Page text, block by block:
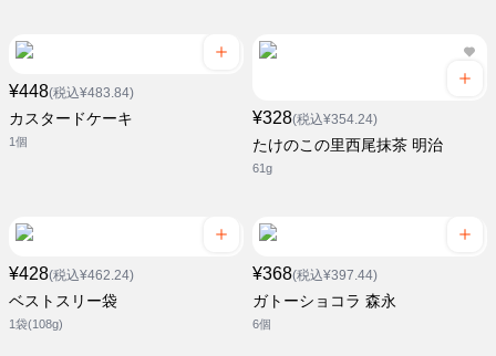
¥448(税込¥483.84)
カスタードケーキ
1個
¥328(税込¥354.24)
たけのこの里西尾抹茶 明治
61g
¥428(税込¥462.24)
ベストスリー袋
1袋(108g)
¥368(税込¥397.44)
ガトーショコラ 森永
6個